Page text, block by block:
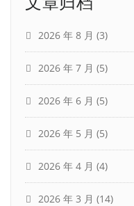
2026 年 8 月 (3)
2026 年 7 月 (5)
2026 年 6 月 (5)
2026 年 5 月 (5)
2026 年 4 月 (4)
2026 年 3 月 (14)